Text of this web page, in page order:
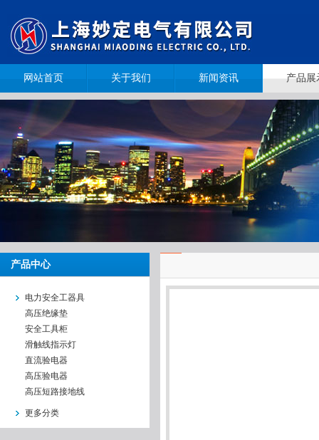
网站首页 关于我们 新闻资讯 产品展
产品中心
电力安全工器具
高压绝缘垫
安全工具柜
滑触线指示灯
直流验电器
高压验电器
高压短路接地线
更多分类